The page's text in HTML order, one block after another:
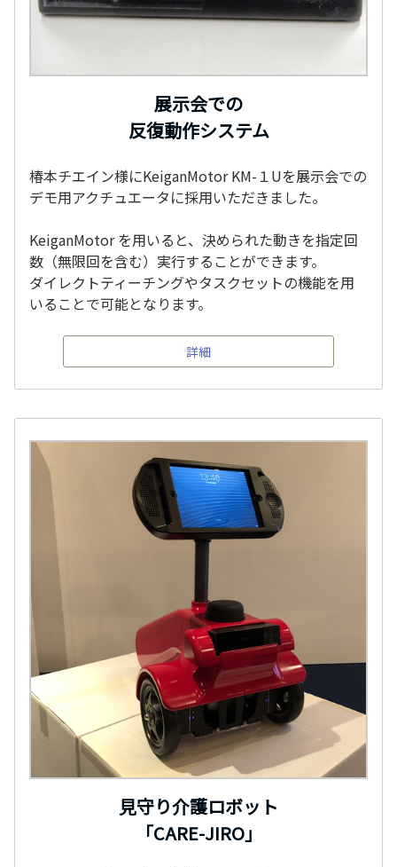
展示会での
反復動作システム
椿本チエイン様にKeiganMotor KM-１Uを展示会での
デモ用アクチュエータに採用いただきました。
KeiganMotor を用いると、決められた動きを指定回
数（無限回を含む）実行することができます。
ダイレクトティーチングやタスクセットの機能を用
いることで可能となります。
詳細
見守り介護ロボット
「CARE-JIRO」